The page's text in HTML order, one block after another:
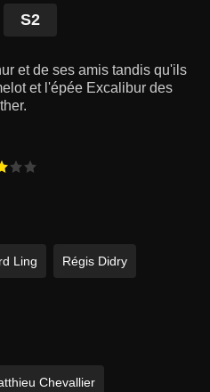
S2
et de ses amis tandis qu'ils
et l'épée Excalibur des
Ling Régis Didry
Chevallier